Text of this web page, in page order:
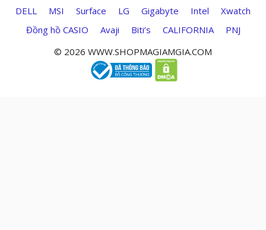
DELL
MSI Surface LG Gigabyte Intel
Xwatch
Đồng hồ CASIO
Avaji Biti’s CALIFORNIA
PNJ
© 2026 WWW.SHOPMAGIAMGIA.COM